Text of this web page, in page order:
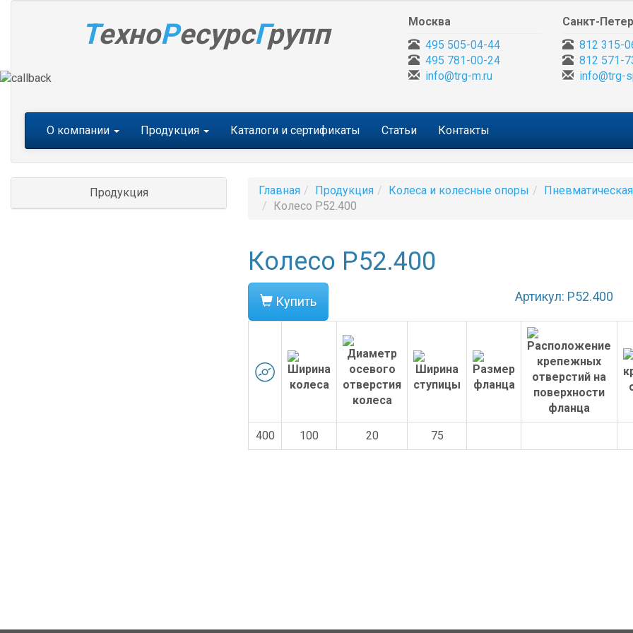
ТехноРесурсГрупп
Москва
495 505-04-44
495 781-00-24
info@trg-m.ru
Санкт-
812 315-
812 571-
info@trg-
О компании Продукция Каталоги и сертификаты Статьи Контакты
Продукция Главная Продукция Колеса и колесные опоры
Колесо P52.400
Колесо P52.400
Купить Артикул: P52.400
400 100 20 75